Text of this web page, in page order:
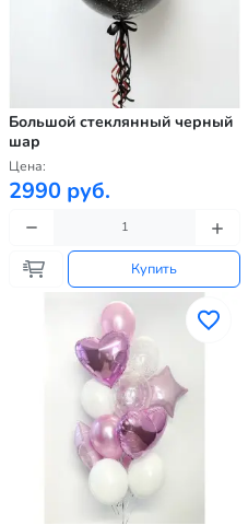
Большой стеклянный черный
шар
Цена:
2990 руб.
Купить